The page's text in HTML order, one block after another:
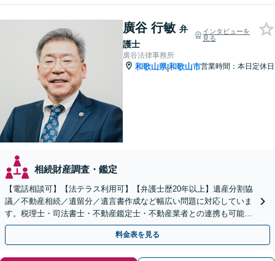
廣谷 行敏 弁
護士
インタビューを
見る
廣谷法律事務所
和歌山県|和歌山市営業時間：本日定休日
相続財産調査・鑑定
【電話相談可】【法テラス利用可】【弁護士歴20年以上】遺産分割協
議／不動産相続／遺留分／遺言書作成など幅広い問題に対応していま
す。税理士・司法書士・不動産鑑定士・不動産業者との連携も可能。
生前対策をお考えの方はお早めにご相談ください
料金表を見る